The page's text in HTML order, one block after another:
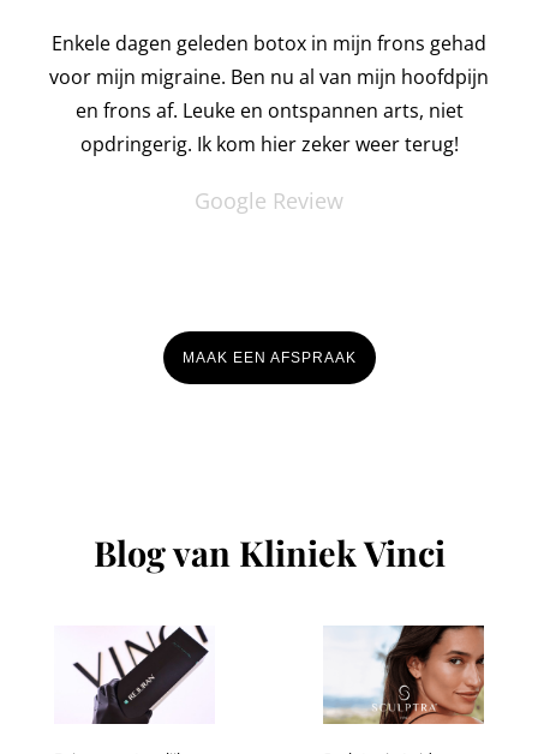
Enkele dagen geleden botox in mijn frons gehad
voor mijn migraine. Ben nu al van mijn hoofdpijn
en frons af. Leuke en ontspannen arts, niet
opdringerig. Ik kom hier zeker weer terug!
Google Review
MAAK EEN AFSPRAAK
Blog van Kliniek Vinci